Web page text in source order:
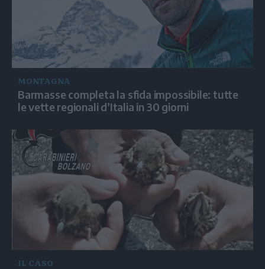
MONTAGNA
Barmasse completa la sfida impossibile: tutte
le vette regionali d’Italia in 30 giorni
IL CASO